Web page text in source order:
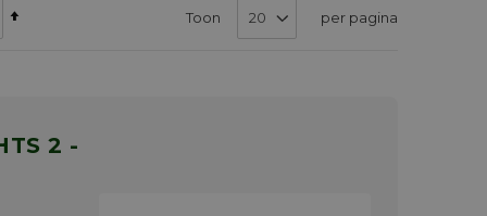
Van
Toon per pagina